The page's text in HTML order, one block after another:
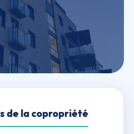
A-B
de la copropriété